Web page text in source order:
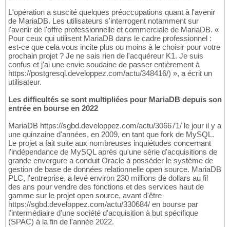
L'opération a suscité quelques préoccupations quant à l'avenir
de MariaDB. Les utilisateurs s'interrogent notamment sur
l'avenir de l'offre professionnelle et commerciale de MariaDB. «
Pour ceux qui utilisent MariaDB dans le cadre professionnel :
est-ce que cela vous incite plus ou moins à le choisir pour votre
prochain projet ? Je ne sais rien de l'acquéreur K1. Je suis
confus et j'ai une envie soudaine de passer entièrement à
https://postgresql.developpez.com/actu/348416/) », a écrit un
utilisateur.
Les difficultés se sont multipliées pour MariaDB depuis son
entrée en bourse en 2022
MariaDB https://sgbd.developpez.com/actu/306671/ le jour il y a
une quinzaine d'années, en 2009, en tant que fork de MySQL.
Le projet a fait suite aux nombreuses inquiétudes concernant
l'indépendance de MySQL après qu'une série d'acquisitions de
grande envergure a conduit Oracle à posséder le système de
gestion de base de données relationnelle open source. MariaDB
PLC, l'entreprise, a levé environ 230 millions de dollars au fil
des ans pour vendre des fonctions et des services haut de
gamme sur le projet open source, avant d'être
https://sgbd.developpez.com/actu/330684/ en bourse par
l'intermédiaire d'une société d'acquisition à but spécifique
(SPAC) à la fin de l'année 2022.